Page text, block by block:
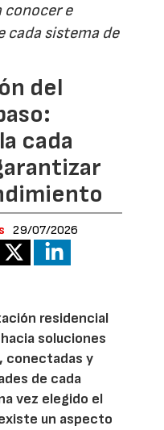
conocer e
sistema de
del
cada
29/07/2026
residencial
soluciones
conectadas y
de cada
vez elegido el
un aspecto